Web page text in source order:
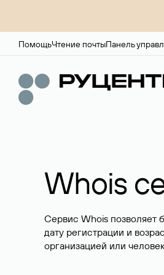
ПомощьЧтение почтыПанель
Whois
Сервис Whois позволяет
дату регистрации и
организацией или